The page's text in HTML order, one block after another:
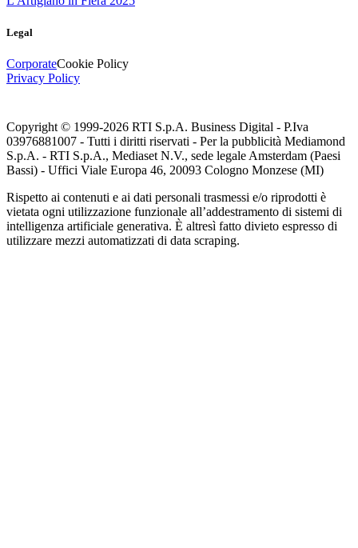
Legal
CorporateCookie Policy
Privacy Policy
Copyright © 1999-2026 RTI S.p.A. Business Digital - P.Iva
03976881007 - Tutti i diritti riservati - Per la pubblicità Mediamond
S.p.A. - RTI S.p.A., Mediaset N.V., sede legale Amsterdam (Paesi
Bassi) - Uffici Viale Europa 46, 20093 Cologno Monzese (MI)
Rispetto ai contenuti e ai dati personali trasmessi e/o riprodotti è
vietata ogni utilizzazione funzionale all’addestramento di sistemi di
intelligenza artificiale generativa. È altresì fatto divieto espresso di
utilizzare mezzi automatizzati di data scraping.